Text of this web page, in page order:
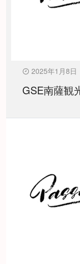
2025年1月8日
GSE南薩観